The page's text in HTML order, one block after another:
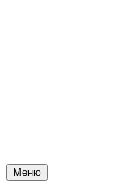
Меню